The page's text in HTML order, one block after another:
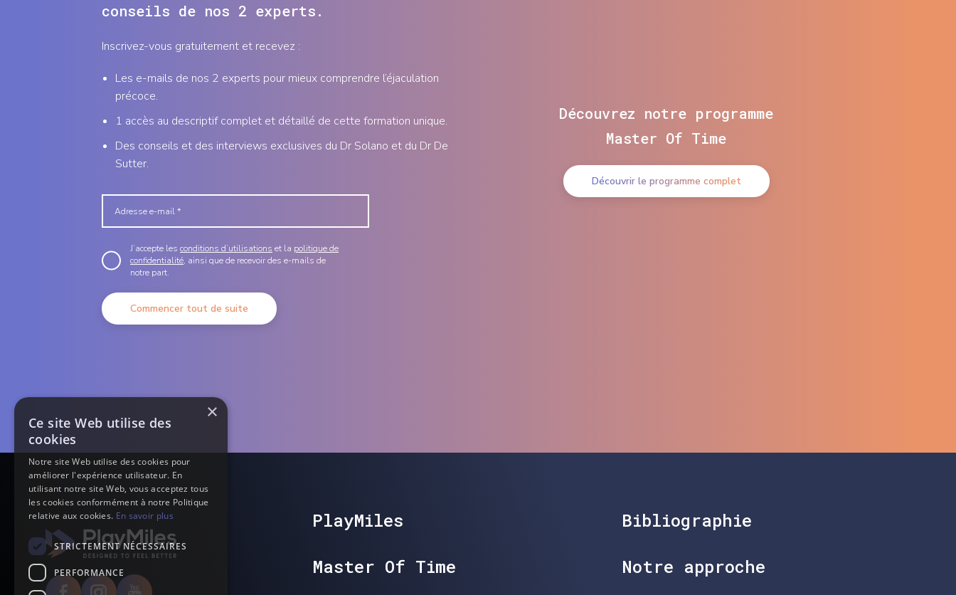
conseils de nos 2 experts.
Inscrivez-vous gratuitement et recevez :
Les e-mails de nos 2 experts pour mieux comprendre l’éjaculation
précoce.
1 accès au descriptif complet et détaillé de cette formation unique.
Des conseils et des interviews exclusives du Dr Solano et du Dr De
Sutter.
J’accepte les conditions d’utilisations et la politique de
confidentialité, ainsi que de recevoir des e-mails de
notre part.
Commencer tout de suite
Découvrez notre programme
Master Of Time
Découvrir le programme complet
PlayMiles
Master Of Time
Bibliographie
Notre approche
×
Ce site Web utilise des
cookies
Notre site Web utilise des cookies pour
améliorer l'expérience utilisateur. En
utilisant notre site Web, vous acceptez tous
les cookies conformément à notre Politique
relative aux cookies. En savoir plus
STRICTEMENT NÉCESSAIRES
PERFORMANCE